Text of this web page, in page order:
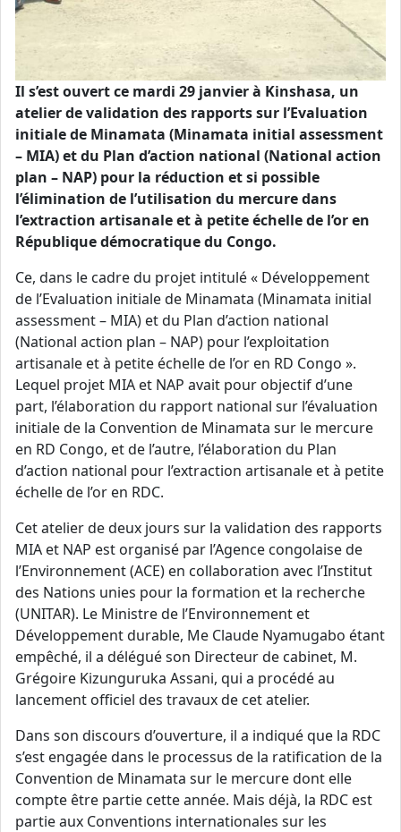
Il s’est ouvert ce mardi 29 janvier à Kinshasa, un
atelier de validation des rapports sur l’Evaluation
initiale de Minamata (Minamata initial assessment
– MIA) et du Plan d’action national (National action
plan – NAP) pour la réduction et si possible
l’élimination de l’utilisation du mercure dans
l’extraction artisanale et à petite échelle de l’or en
République démocratique du Congo.
Ce, dans le cadre du projet intitulé « Développement
de l’Evaluation initiale de Minamata (Minamata initial
assessment – MIA) et du Plan d’action national
(National action plan – NAP) pour l’exploitation
artisanale et à petite échelle de l’or en RD Congo ».
Lequel projet MIA et NAP avait pour objectif d’une
part, l’élaboration du rapport national sur l’évaluation
initiale de la Convention de Minamata sur le mercure
en RD Congo, et de l’autre, l’élaboration du Plan
d’action national pour l’extraction artisanale et à petite
échelle de l’or en RDC.
Cet atelier de deux jours sur la validation des rapports
MIA et NAP est organisé par l’Agence congolaise de
l’Environnement (ACE) en collaboration avec l’Institut
des Nations unies pour la formation et la recherche
(UNITAR). Le Ministre de l’Environnement et
Développement durable, Me Claude Nyamugabo étant
empêché, il a délégué son Directeur de cabinet, M.
Grégoire Kizunguruka Assani, qui a procédé au
lancement officiel des travaux de cet atelier.
Dans son discours d’ouverture, il a indiqué que la RDC
s’est engagée dans le processus de la ratification de la
Convention de Minamata sur le mercure dont elle
compte être partie cette année. Mais déjà, la RDC est
partie aux Conventions internationales sur les